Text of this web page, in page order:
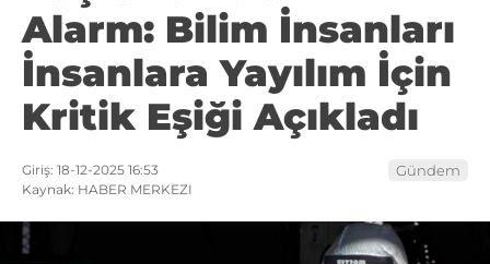
Alarm: Bilim İnsanları
İnsanlara Yayılım İçin
Kritik Eşiği Açıkladı
Giriş: 18-12-2025 16:53
Kaynak: HABER MERKEZI
Gündem